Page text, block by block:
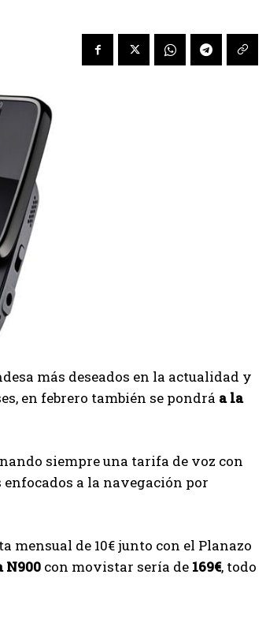
más deseados en la actualidad y
en febrero también se pondrá a la
siempre una tarifa de voz con
a la navegación por
mensual de 10€ junto con el Planazo
N900 con movistar sería de 169€, todo